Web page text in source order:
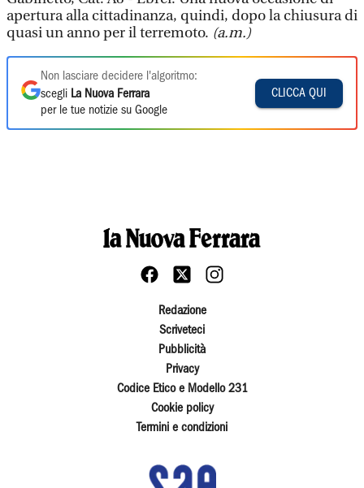
apertura alla cittadinanza, quindi, dopo la chiusura di
quasi un anno per il terremoto. (a.m.)
Non lasciare decidere l'algoritmo:
scegli La Nuova Ferrara
per le tue notizie su Google
CLICCA QUI
Redazione
Scriveteci
Pubblicità
Privacy
Codice Etico e Modello 231
Cookie policy
Termini e condizioni